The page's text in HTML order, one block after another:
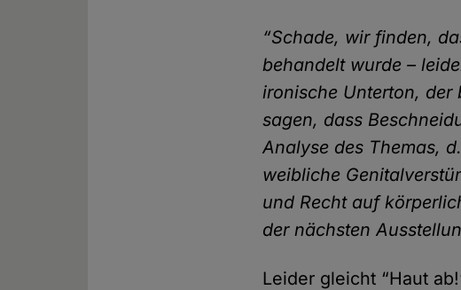
“Schade, wir finden,
behandelt wurde –
ironische Unterton,
sagen, dass
Analyse des Themas,
weibliche
und Recht auf
der nächsten
Leider gleicht “Haut